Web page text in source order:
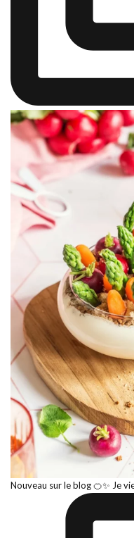
Nouveau sur le blog 🍊✨ Je